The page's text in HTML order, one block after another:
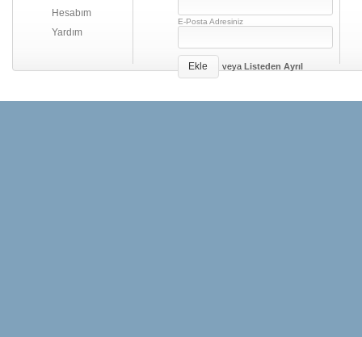
Hesabım
Yardım
E-Posta Adresiniz
Ekle veya Listeden Ayrıl